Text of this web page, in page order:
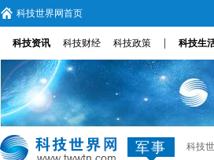
科技世界网首页
科技资讯 科技财经 科技政策 科技生
军事 科技